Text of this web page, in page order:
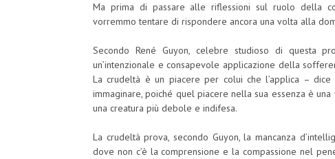
Ma prima di passare alle riflessioni sul ruolo della
vorremmo tentare di rispondere ancora una volta alla
Secondo René Guyon, celebre studioso di questa
un’intenzionale e consapevole applicazione della
La crudeltà è un piacere per colui che l’applica –
immaginare, poiché quel piacere nella sua essenza è
una creatura più debole e indifesa.
La crudeltà prova, secondo Guyon, la mancanza
dove non c’è la comprensione e la compassione nel